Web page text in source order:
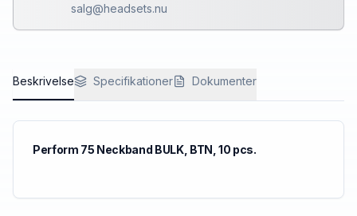
salg@headsets.nu
Beskrivelse Specifikationer Dokumenter
Perform 75 Neckband BULK, BTN, 10 pcs.